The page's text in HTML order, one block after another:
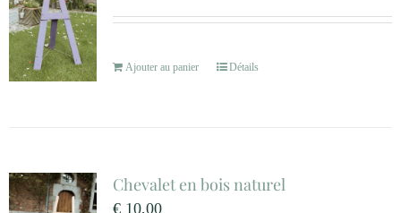
Ajouter au panier Détails
Chevalet en bois naturel
€10,00